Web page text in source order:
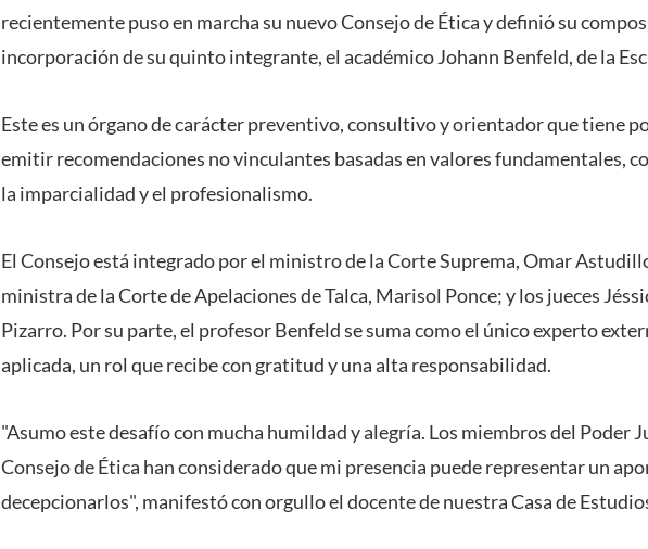
recientemente puso en marcha su nuevo Consejo de Ética y definió su
incorporación de su quinto integrante, el académico Johann Benfeld, de la
Este es un órgano de carácter preventivo, consultivo y orientador que tiene
emitir recomendaciones no vinculantes basadas en valores fundamentales,
la imparcialidad y el profesionalismo.
El Consejo está integrado por el ministro de la Corte Suprema, Omar
ministra de la Corte de Apelaciones de Talca, Marisol Ponce; y los jueces
Pizarro. Por su parte, el profesor Benfeld se suma como el único experto
aplicada, un rol que recibe con gratitud y una alta responsabilidad.
"Asumo este desafío con mucha humildad y alegría. Los miembros del Poder
Consejo de Ética han considerado que mi presencia puede representar un
decepcionarlos", manifestó con orgullo el docente de nuestra Casa de